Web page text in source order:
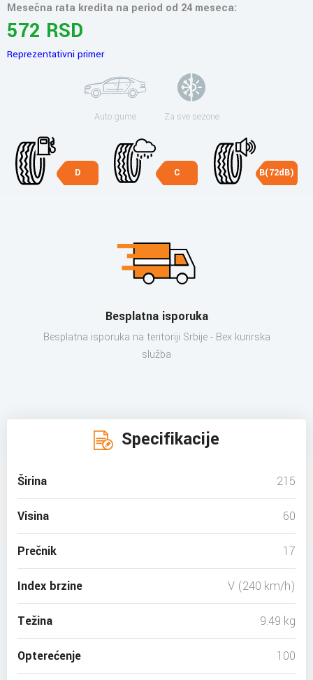
Mesečna rata kredita na period od 24 meseca:
572 RSD
Reprezentativni primer
Auto gume Za sve sezone
D C B(72dB)
Besplatna isporuka
Besplatna isporuka na teritoriji Srbije - Bex kurirska
služba
Specifikacije
Širina 215
Visina 60
Prečnik 17
Index brzine V (240 km/h)
Težina 9.49 kg
Opterećenje 100